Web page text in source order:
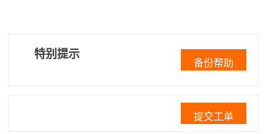
特别提示
备份帮助
提交工单